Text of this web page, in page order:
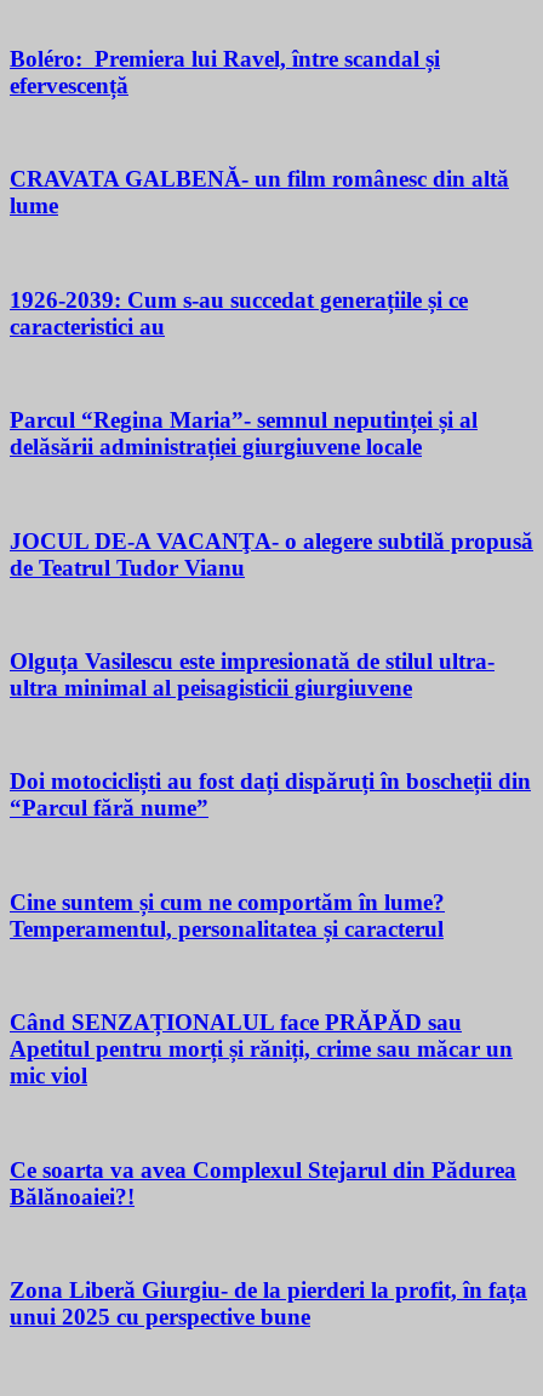
Boléro: Premiera lui Ravel, între scandal și
efervescență
CRAVATA GALBENĂ- un film românesc din altă
lume
1926-2039: Cum s-au succedat generațiile și ce
caracteristici au
Parcul “Regina Maria”- semnul neputinței și al
delăsării administrației giurgiuvene locale
JOCUL DE-A VACANŢA- o alegere subtilă propusă
de Teatrul Tudor Vianu
Olguța Vasilescu este impresionată de stilul ultra-
ultra minimal al peisagisticii giurgiuvene
Doi motocicliști au fost dați dispăruți în boscheții din
“Parcul fără nume”
Cine suntem și cum ne comportăm în lume?
Temperamentul, personalitatea și caracterul
Când SENZAȚIONALUL face PRĂPĂD sau
Apetitul pentru morți și răniți, crime sau măcar un
mic viol
Ce soarta va avea Complexul Stejarul din Pădurea
Bălănoaiei?!
Zona Liberă Giurgiu- de la pierderi la profit, în fața
unui 2025 cu perspective bune